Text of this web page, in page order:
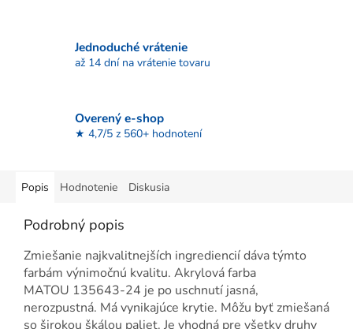
Jednoduché vrátenie
až 14 dní na vrátenie tovaru
Overený e-shop
★ 4,7/5 z 560+ hodnotení
Popis Hodnotenie Diskusia
Podrobný popis
Zmiešanie najkvalitnejších ingrediencií dáva týmto
farbám výnimočnú kvalitu. Akrylová farba
MATOU 135643-24 je po uschnutí jasná,
nerozpustná. Má vynikajúce krytie. Môžu byť zmiešaná
so širokou škálou paliet. Je vhodná pre všetky druhy